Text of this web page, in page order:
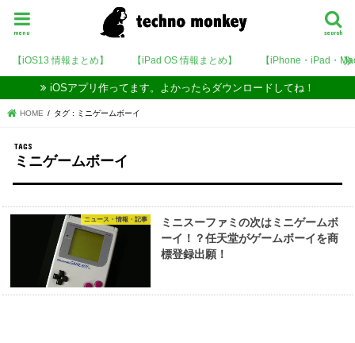
search
menu
【iOS13 情報まとめ】 【iPad OS 情報まとめ】 【iPhone・iPad・
iOSアプリ作ってます。よかったらダウンロードしてね！
HOME タグ : ミニゲームボーイ
ミニゲームボーイ
ニュース・情報・記事
ミニスーファミの次はミニゲームボ
ーイ！？任天堂がゲームボーイを商
標登録出願！